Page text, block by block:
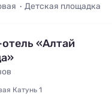
Детская площадка
«Алтай
Катунь 1